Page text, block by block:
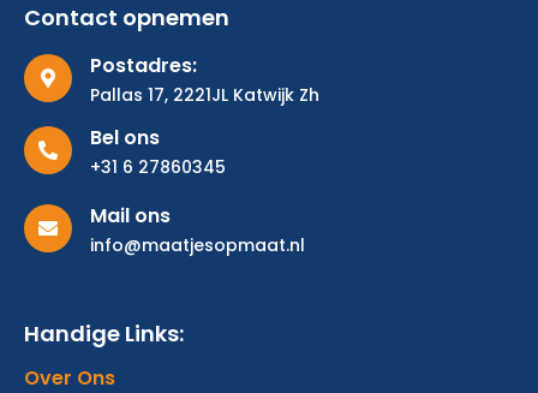
Contact opnemen
Postadres:
Pallas 17, 2221JL Katwijk Zh
Bel ons
+31 6 27860345
Mail ons
info@maatjesopmaat.nl
Handige Links:
Over Ons